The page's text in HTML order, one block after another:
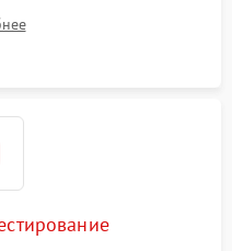
по эталонному
измерения температур.